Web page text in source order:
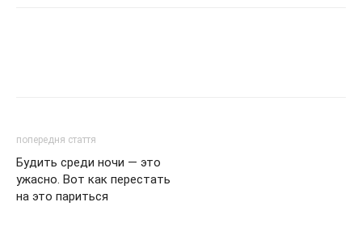
попередня стаття
Будить среди ночи — это
ужасно. Вот как перестать
на это париться